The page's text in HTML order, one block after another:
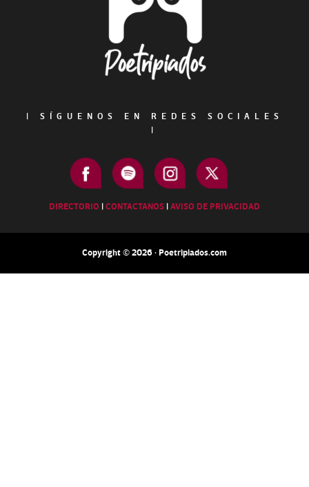
|
SÍGUENOS EN REDES SOCIALES
|
DIRECTORIO |CONTACTANOS |AVISO DE PRIVACIDAD
Copyright © 2026 · Poetripiados.com